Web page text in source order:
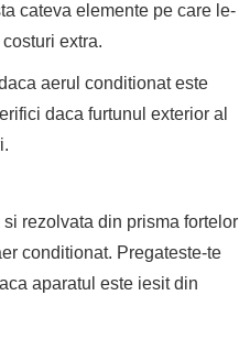
cateva elemente pe care le-
extra.
aerul conditionat este
daca furtunul exterior al
rezolvata din prisma fortelor
conditionat. Pregateste-te
aparatul este iesit din